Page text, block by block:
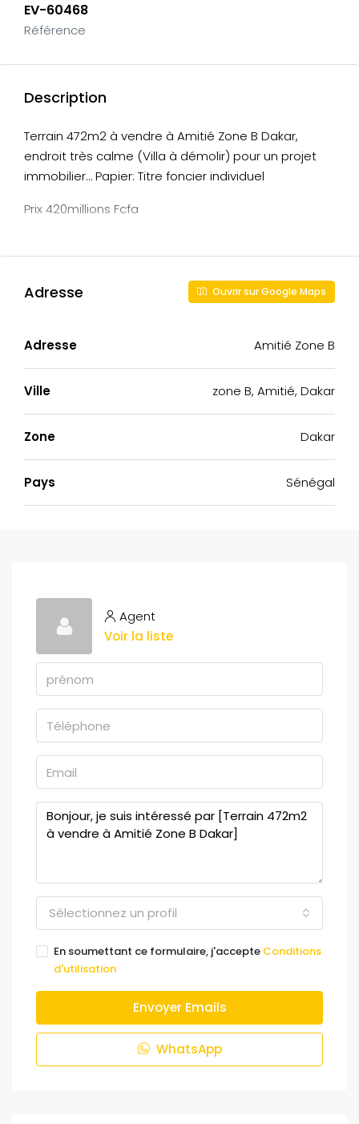
EV-60468
Référence
Description
Terrain 472m2 à vendre à Amitié Zone B Dakar,
endroit très calme (Villa à démolir) pour un projet
immobilier… Papier: Titre foncier individuel
Prix 420millions Fcfa
Adresse Ouvrir sur Google Maps
Adresse Amitié Zone B
Ville zone B, Amitié, Dakar
Zone Dakar
Pays Sénégal
Agent
Voir la liste
Sélectionnez un profil
En soumettant ce formulaire, j'accepte Conditions
d'utilisation
Envoyer Emails
WhatsApp